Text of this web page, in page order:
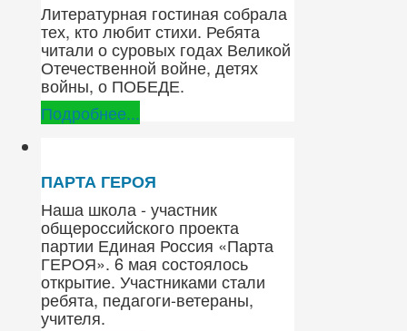
Литературная гостиная собрала
тех, кто любит стихи. Ребята
читали о суровых годах Великой
Отечественной войне, детях
войны, о ПОБЕДЕ.
Подробнее...
ПАРТА ГЕРОЯ
Наша школа - участник
общероссийского проекта
партии Единая Россия «Парта
ГЕРОЯ». 6 мая состоялось
открытие. Участниками стали
ребята, педагоги-ветераны,
учителя.